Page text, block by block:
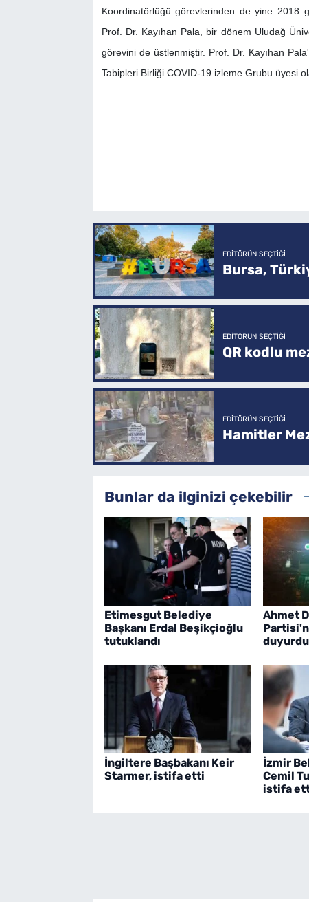
Koordinatörlüğü görevlerinden de yine 2018
Prof. Dr. Kayıhan Pala, bir dönem Uludağ
görevini de üstlenmiştir. Prof. Dr. Kayıhan
Tabipleri Birliği COVID-19 izleme Grubu üyesi
EDITÖRÜN SEÇTIĞI
Bursa,
EDITÖRÜN SEÇTIĞI
QR kodlu
EDITÖRÜN SEÇTIĞI
Hamitler
Bunlar da ilginizi çekebilir
Etimesgut Belediye
Başkanı Erdal Beşikçioğlu
tutuklandı
Ahmet
duyurdu
İngiltere Başbakanı Keir
Starmer, istifa etti
İzmir
Cemil
istifa